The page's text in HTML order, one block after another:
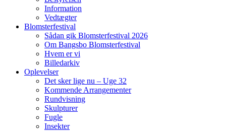
Information
Vedtægter
Blomsterfestival
Sådan gik Blomsterfestival 2026
Om Bangsbo Blomsterfestival
Hvem er vi
Billedarkiv
Oplevelser
Det sker lige nu – Uge 32
Kommende Arrangementer
Rundvisning
Skulpturer
Fugle
Insekter